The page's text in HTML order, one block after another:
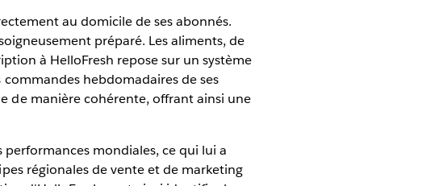
au domicile de ses abonnés.
préparé. Les aliments, de
à HelloFresh repose sur un système
hebdomadaires de ses
de manière cohérente, offrant ainsi une
mondiales, ce qui lui a
régionales de vente et de marketing